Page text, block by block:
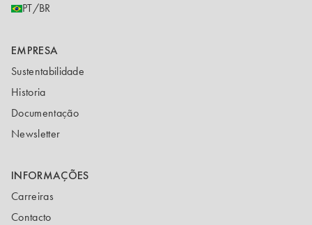
PT/BR
EMPRESA
Sustentabilidade
Historia
Documentação
Newsletter
INFORMAÇÕES
Carreiras
Contacto